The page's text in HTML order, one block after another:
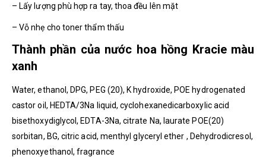
– Lấy lượng phù hợp ra tay, thoa đều lên mặt
– Vỗ nhẹ cho toner thẩm thấu
Thành phần của nước hoa hồng Kracie màu
xanh
Water, ethanol, DPG, PEG (20), K hydroxide, POE hydrogenated
castor oil, HEDTA/3Na liquid, cyclohexanedicarboxylic acid
bisethoxydiglycol, EDTA-3Na, citrate Na, laurate POE(20)
sorbitan, BG, citric acid, menthyl glyceryl ether , Dehydrodicresol,
phenoxyethanol, fragrance